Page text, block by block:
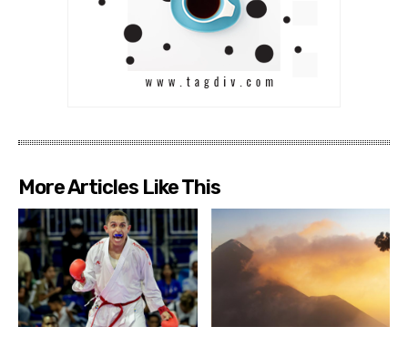
More Articles Like This